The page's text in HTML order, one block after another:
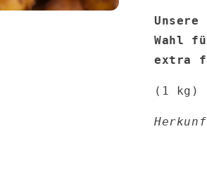
Wahl
extra
(1 kg)